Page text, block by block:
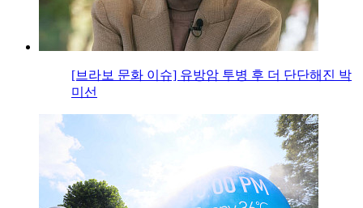
[브라보 문화 이슈] 유방암 투병 후 더 단단해진 박
미선